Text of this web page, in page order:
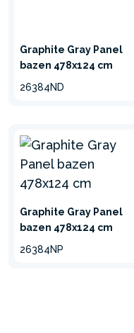
Graphite Gray Panel
bazen 478x124 cm
26384ND
Graphite Gray Panel
bazen 478x124 cm
26384NP